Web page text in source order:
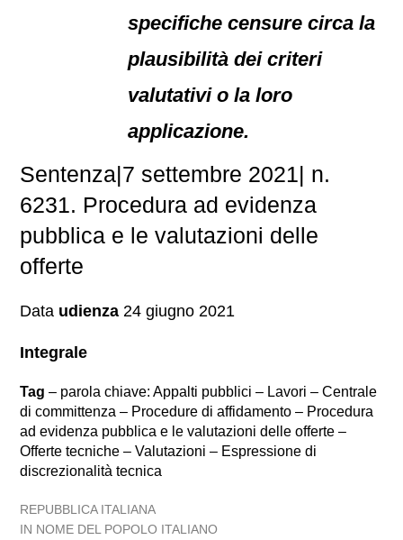
specifiche censure circa la
plausibilità dei criteri
valutativi o la loro
applicazione.
Sentenza|7 settembre 2021| n.
6231. Procedura ad evidenza
pubblica e le valutazioni delle
offerte
Data udienza 24 giugno 2021
Integrale
Tag – parola chiave: Appalti pubblici – Lavori – Centrale
di committenza – Procedure di affidamento – Procedura
ad evidenza pubblica e le valutazioni delle offerte –
Offerte tecniche – Valutazioni – Espressione di
discrezionalità tecnica
REPUBBLICA ITALIANA
IN NOME DEL POPOLO ITALIANO